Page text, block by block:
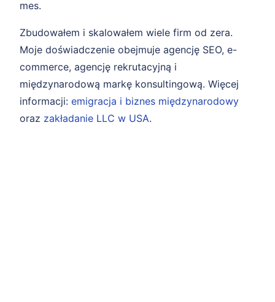
mes.
Zbudowałem i skalowałem wiele firm od zera.
Moje doświadczenie obejmuje agencję SEO, e-
commerce, agencję rekrutacyjną i
międzynarodową markę konsultingową. Więcej
informacji: emigracja i biznes międzynarodowy
oraz zakładanie LLC w USA.